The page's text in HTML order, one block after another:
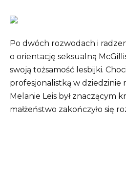
Po dwóch rozwodach i
o orientację seksualną
swoją tożsamość lesbijki.
profesjonalistką w dziedzinie
Melanie Leis był znaczącym
małżeństwo zakończyło się